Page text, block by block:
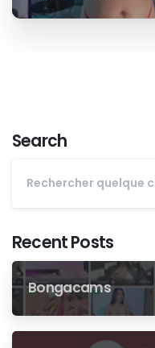
Search
Recent Posts
Bongacams